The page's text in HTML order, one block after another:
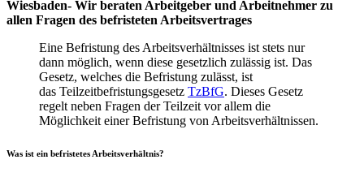
Wiesbaden- Wir beraten Arbeitgeber und Arbeitnehmer zu
allen Fragen des befristeten Arbeitsvertrages
Eine Befristung des Arbeitsverhältnisses ist stets nur
dann möglich, wenn diese gesetzlich zulässig ist. Das
Gesetz, welches die Befristung zulässt, ist
das Teilzeitbefristungsgesetz TzBfG. Dieses Gesetz
regelt neben Fragen der Teilzeit vor allem die
Möglichkeit einer Befristung von Arbeitsverhältnissen.
Was ist ein befristetes Arbeitsverhältnis?